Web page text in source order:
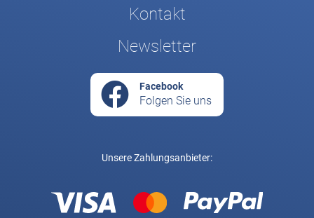
Kontakt
Newsletter
Facebook
Folgen Sie uns
Unsere Zahlungsanbieter: